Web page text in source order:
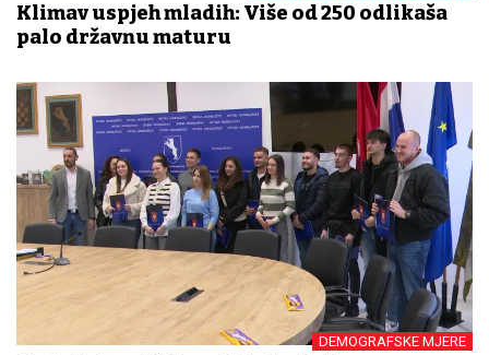
Klimav uspjeh mladih: Više od 250 odlikaša
palo državnu maturu
DEMOGRAFSKE MJERE